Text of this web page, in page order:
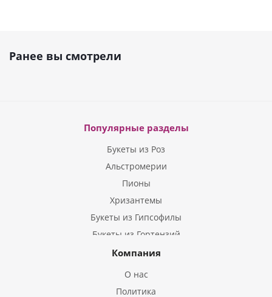
Ранее вы смотрели
Популярные разделы
Букеты из Роз
Альстромерии
Пионы
Хризантемы
Букеты из Гипсофилы
Букеты из Гортензий
Букеты из Ирисов
Компания
О нас
Политика